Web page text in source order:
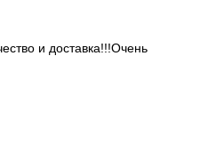
и доставка!!!Очень